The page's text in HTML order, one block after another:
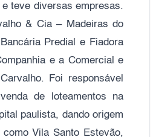
teve diversas empresas.
& Cia – Madeiras do
Predial e Fiadora
e a Comercial e
Foi responsável
de loteamentos na
paulista, dando origem
Vila Santo Estevão,